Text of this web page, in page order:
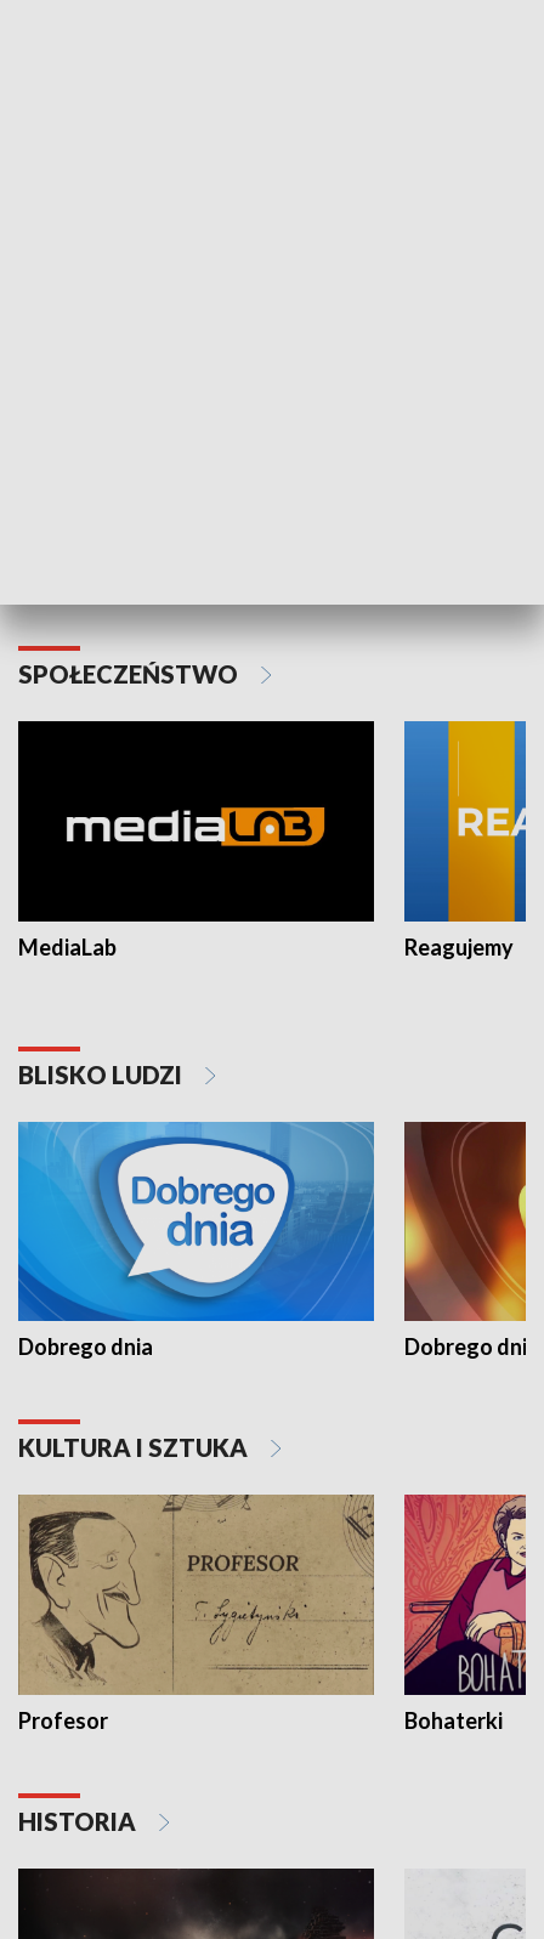
SPOŁECZEŃSTWO
MediaLab Reagujemy
BLISKO LUDZI
Dobrego dnia Dobrego dnia
KULTURA I SZTUKA
Profesor Bohaterki
HISTORIA